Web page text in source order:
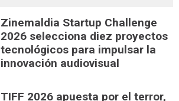
Zinemaldia Startup Challenge
2026 selecciona diez proyectos
tecnológicos para impulsar la
innovación audiovisual
TIFF 2026 apuesta por el terror,